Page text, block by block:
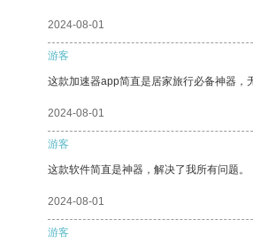
2024-08-01
游客
这款加速器app简直是居家旅行必备神器，
2024-08-01
游客
这款软件简直是神器，解决了我所有问题。
2024-08-01
游客